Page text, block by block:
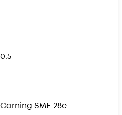
0.5
Corning SMF-28e